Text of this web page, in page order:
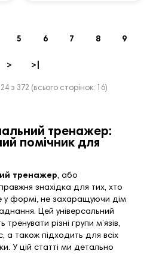
5 6 7 8 9
> >|
з 372 (всього сторінок: 16)
тренажер:
помічник для
тренажер, або
знахідка для тих, хто
у формі, не захаращуючи дім
Цей універсальний
різні групи м’язів,
а також підходить для всіх
У цій статті ми детально